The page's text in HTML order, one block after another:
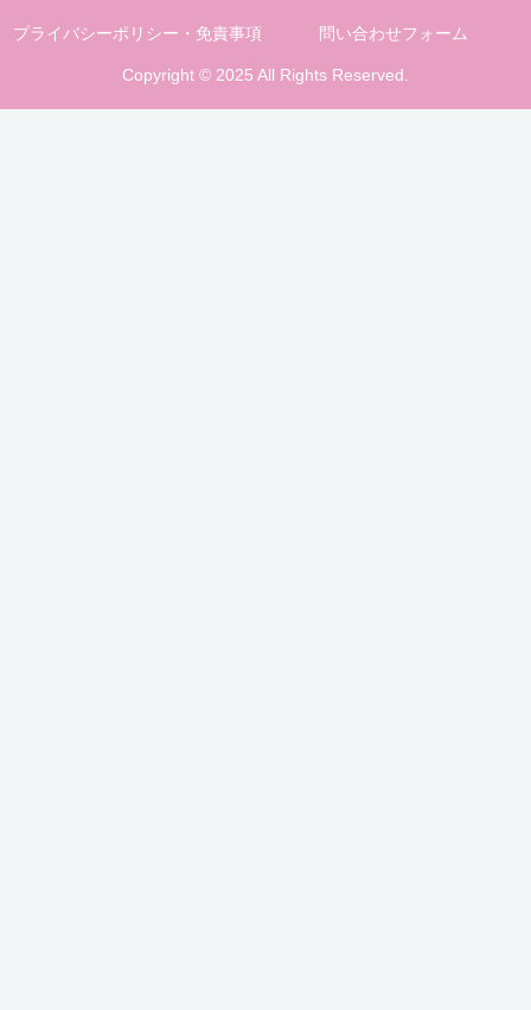
プライバシーポリシー・免責事項 問い合わせフォーム
Copyright © 2025 All Rights Reserved.